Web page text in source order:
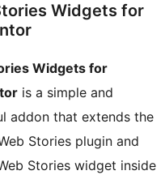
Widgets for
Widgets for
is a simple and
addon that extends the
Stories plugin and
Stories widget inside